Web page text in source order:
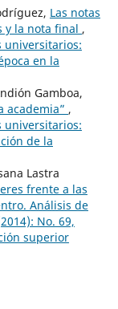
Las notas
y la nota final ,
universitarios:
en la
Gamboa,
academia” ,
universitarios:
de la
Lastra
frente a las
Análisis de
No. 69,
superior